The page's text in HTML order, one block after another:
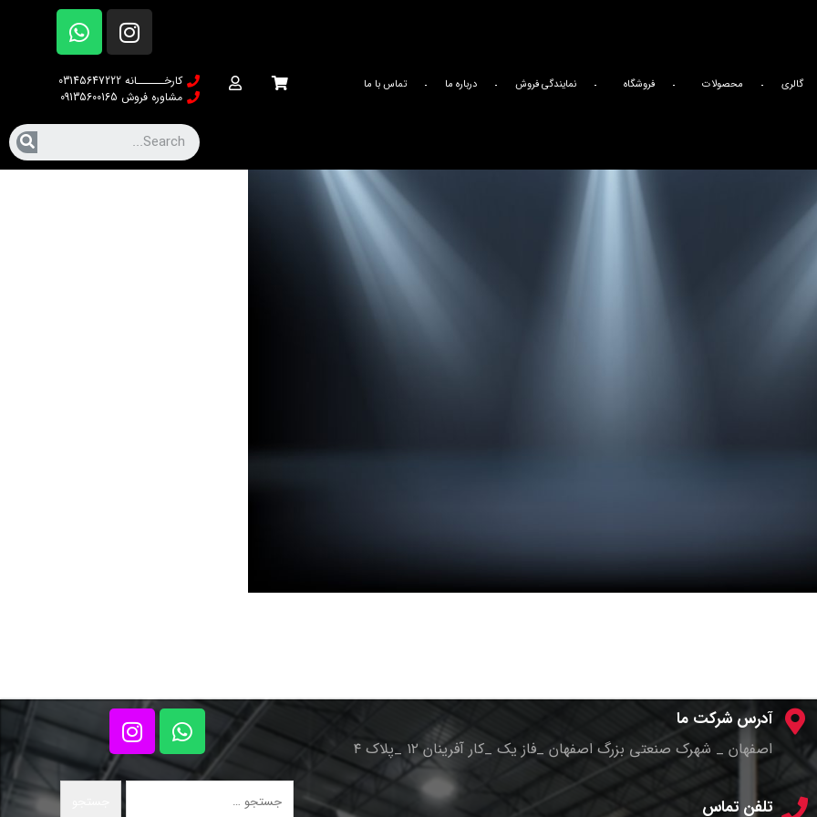
گالری محصولات فروشگاه نمایندگی فروش درباره ما تماس با ما
کارخــــــانه 03145647222
مشاوره فروش 09135600165
آدرس شرکت ما
اصفهان _ شهرک صنعتی بزرگ اصفهان _فاز یک _کار آفرینان ۱۲ _پلاک ۴
تلفن تماس